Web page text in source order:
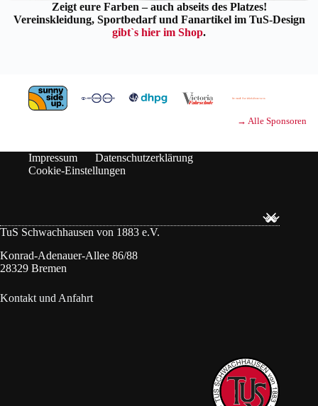
Zeigt eure Farben – auch abseits des Platzes!
Vereinskleidung, Sportbedarf und Fanartikel im TuS-Design
gibt`s hier im Shop.
→ Alle Sponsoren
Impressum
Datenschutzerklärung
Cookie-Einstellungen
TuS Schwachhausen von 1883 e.V.
Konrad-Adenauer-Allee 86/88
28329 Bremen
Kontakt und Anfahrt